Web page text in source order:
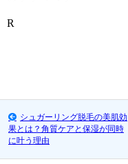
R
シュガーリング脱毛の美肌効
果とは？角質ケアと保湿が同時
に叶う理由